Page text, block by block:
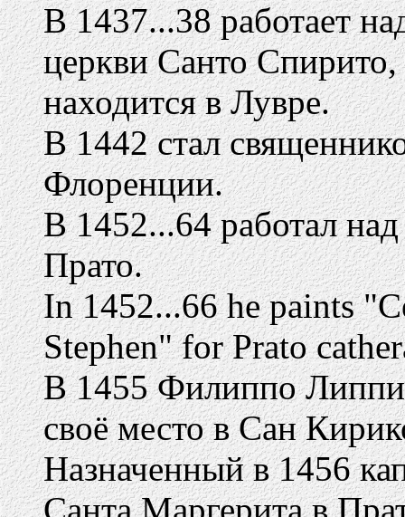
В 1437...38 работает
церкви Санто
находится в Лувре.
В 1442 стал
Флоренции.
В 1452...64 работал
Прато.
In 1452...66 he paints
Stephen" for Prato
В 1455 Филиппо Липпи
своё место в Сан
Назначенный в 1456